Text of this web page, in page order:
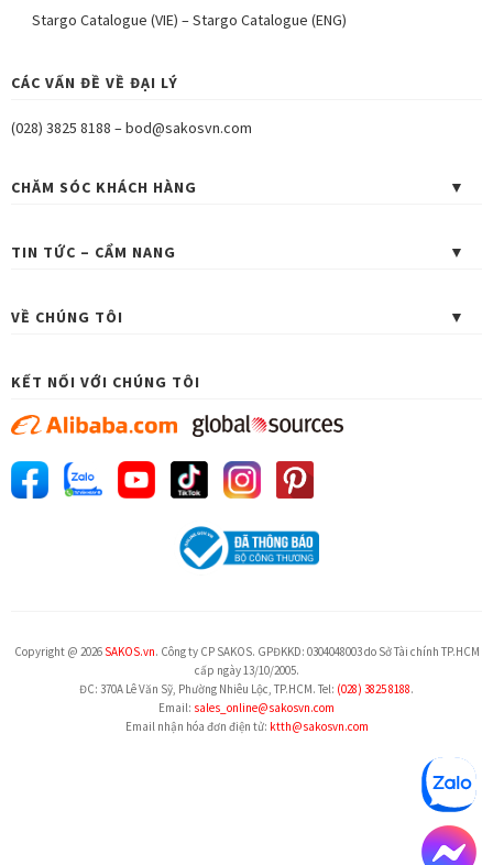
Stargo Catalogue (VIE) –Stargo Catalogue (ENG)
CÁC VẤN ĐỀ VỀ ĐẠI LÝ
(028) 3825 8188 –bod@sakosvn.com
CHĂM SÓC KHÁCH HÀNG
TIN TỨC – CẨM NANG
VỀ CHÚNG TÔI
KẾT NỐI VỚI CHÚNG TÔI
Copyright @ 2026 SAKOS.vn. Công ty CP SAKOS. GPĐKKD: 0304048003 do Sở Tài chính TP.HCM
cấp ngày 13/10/2005.
ĐC: 370A Lê Văn Sỹ, Phường Nhiêu Lộc, TP.HCM. Tel: (028) 3825 8188.
Email: sales_online@sakosvn.com
Email nhận hóa đơn điện tử: ktth@sakosvn.com